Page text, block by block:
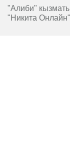
"Алиби"
"Никита